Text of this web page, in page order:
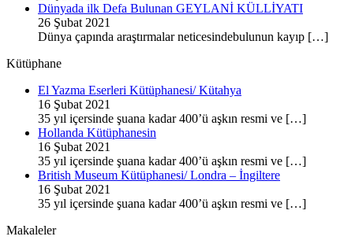
Dünyada ilk Defa Bulunan GEYLANİ KÜLLİYATI
26 Şubat 2021
Dünya çapında araştırmalar neticesindebulunun kayıp […]
Kütüphane
El Yazma Eserleri Kütüphanesi/ Kütahya
16 Şubat 2021
35 yıl içersinde şuana kadar 400’ü aşkın resmi ve […]
Hollanda Kütüphanesin
16 Şubat 2021
35 yıl içersinde şuana kadar 400’ü aşkın resmi ve […]
British Museum Kütüphanesi/ Londra – İngiltere
16 Şubat 2021
35 yıl içersinde şuana kadar 400’ü aşkın resmi ve […]
Makaleler